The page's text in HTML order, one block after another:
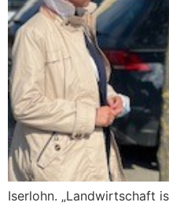
Iserlohn. „Landwirtschaft